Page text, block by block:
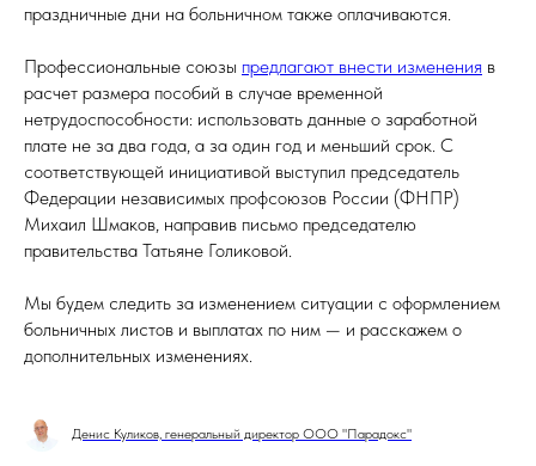
праздничные дни на больничном также оплачиваются.
Профессиональные союзы предлагают внести изменения в
расчет размера пособий в случае временной
нетрудоспособности: использовать данные о заработной
плате не за два года, а за один год и меньший срок. С
соответствующей инициативой выступил председатель
Федерации независимых профсоюзов России (ФНПР)
Михаил Шмаков, направив письмо председателю
правительства Татьяне Голиковой.
Мы будем следить за изменением ситуации с оформлением
больничных листов и выплатах по ним — и расскажем о
дополнительных изменениях.
Денис Куликов, генеральный директор ООО "Парадокс"